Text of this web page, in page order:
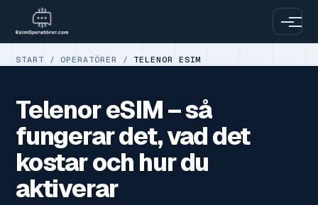
START /OPERATÖRER / TELENOR ESIM
Telenor eSIM – så
fungerar det, vad det
kostar och hur du
aktiverar